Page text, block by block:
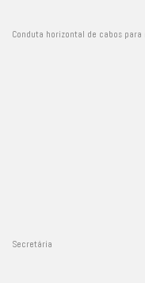
Conduta horizontal de cabos para
Secretária